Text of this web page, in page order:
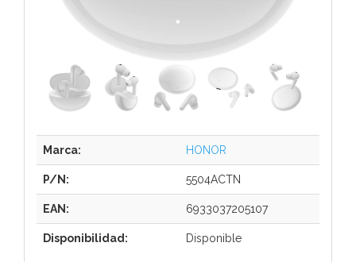
Marca: HONOR
P/N: 5504ACTN
EAN: 6933037205107
Disponibilidad: Disponible